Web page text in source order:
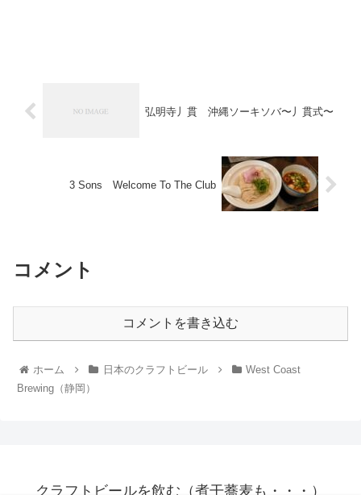
弘明寺丿貫 沖縄ソーキソバ〜丿貫式〜
3 Sons Welcome To The Club
コメント
コメントを書き込む
ホーム 日本のクラフトビール
West Coast
Brewing（静岡）
クラフトビールを飲む（煮干蕎麦も・・・）